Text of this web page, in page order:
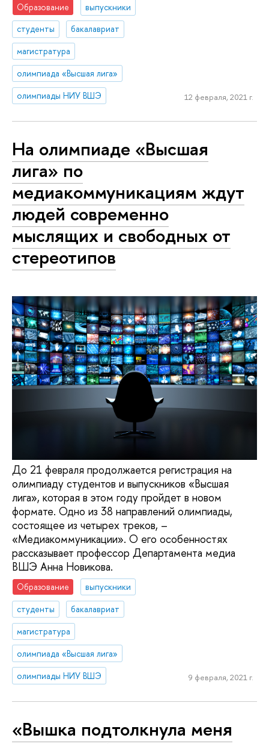
Образование
выпускники
студенты
бакалавриат
магистратура
олимпиада «Высшая лига»
олимпиады НИУ ВШЭ
12 февраля, 2021 г.
На олимпиаде «Высшая
лига» по
медиакоммуникациям ждут
людей современно
мыслящих и свободных от
стереотипов
До 21 февраля продолжается регистрация на
олимпиаду студентов и выпускников «Высшая
лига», которая в этом году пройдет в новом
формате. Одно из 38 направлений олимпиады,
состоящее из четырех треков, –
«Медиакоммуникации». О его особенностях
рассказывает профессор Департамента медиа
ВШЭ Анна Новикова.
Образование
выпускники
студенты
бакалавриат
магистратура
олимпиада «Высшая лига»
олимпиады НИУ ВШЭ
9 февраля, 2021 г.
«Вышка подтолкнула меня